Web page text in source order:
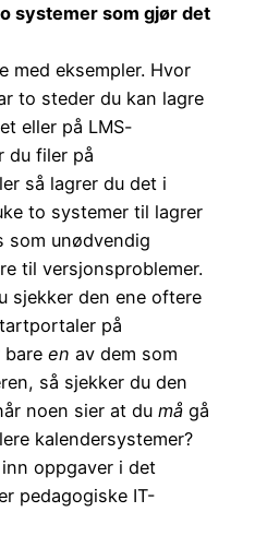
systemer som gjør det
med eksempler. Hvor
to steder du kan lagre
eller på LMS-
du filer på
så lagrer du det i
to systemer til lagrer
som unødvendig
til versjonsproblemer.
sjekker den ene oftere
på
bare en av dem som
så sjekker du den
noen sier at du må gå
kalendersystemer?
oppgaver i det
pedagogiske IT-